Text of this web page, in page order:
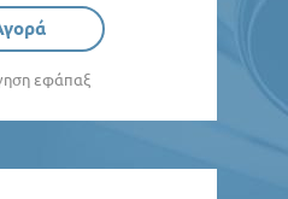
εφάπαξ